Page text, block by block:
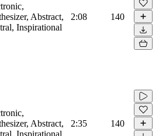
Abstract,
Inspirational
2:08 140
Abstract,
Inspirational
2:35 140